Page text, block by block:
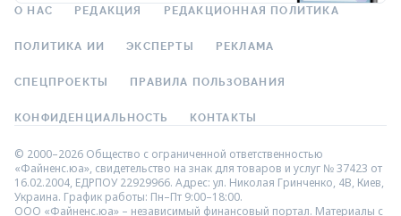
О НАС РЕДАКЦИЯ РЕДАКЦИОННАЯ ПОЛИТИКА
ПОЛИТИКА ИИ ЭКСПЕРТЫ РЕКЛАМА
СПЕЦПРОЕКТЫ ПРАВИЛА ПОЛЬЗОВАНИЯ
КОНФИДЕНЦИАЛЬНОСТЬ КОНТАКТЫ
© 2000–2026 Общество с ограниченной ответственностью
«Файненс.юа», свидетельство на знак для товаров и услуг № 37423 от
16.02.2004, ЕДРПОУ 22929966. Адрес: ул. Николая Гринченко, 4В, Киев,
Украина. График работы: Пн–Пт 9:00–18:00.
ООО «Файненс.юа» – независимый финансовый портал. Материалы с